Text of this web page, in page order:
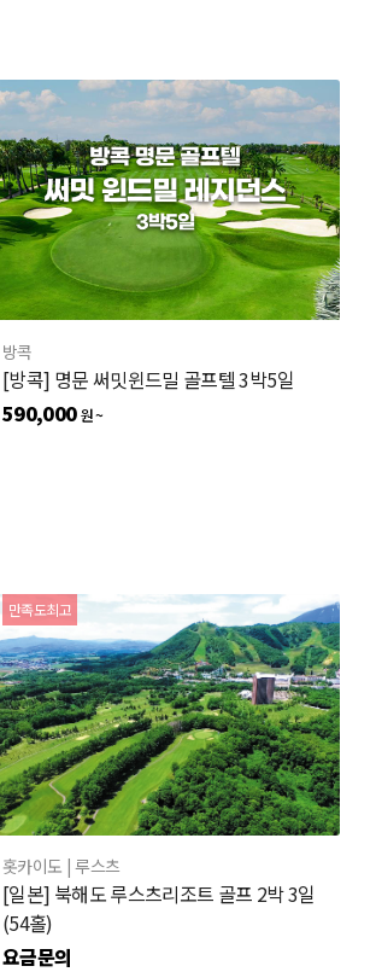
방콕
[방콕] 명문 써밋윈드밀 골프텔 3박5일
590,000 원 ~
만족도최고
홋카이도 | 루스츠
[일본] 북해도 루스츠리조트 골프 2박 3일
(54홀)
요금문의